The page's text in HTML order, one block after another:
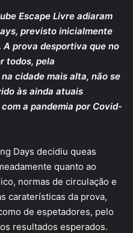
Escape Livre adiaram
previsto inicialmente
A prova desportiva que no
todos, pela
cidade mais alta, não se
às ainda atuais
a pandemia por Covid-
Days decidiu queas
quanto ao
normas de circulação e
caraterísticas da prova,
de espetadores, pelo
resultados esperados.